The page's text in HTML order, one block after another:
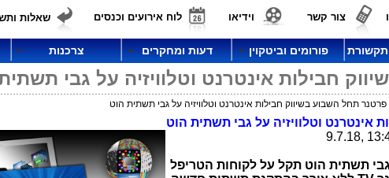
צור קשר וידיאו לוח אירועים וכנסים שאלות
פורומים וביטקוין דעות ומחקרים צרכנות
חבילות אינטרנט וטלוויזיה על גבי
תחל השבוע בשיווק חבילות אינטרנט וטלוויזיה על גבי תשתית הוט
אינטרנט וטלוויזיה על גבי תשתית הוט
תשתית הוט תקל על לקוחות הטריפל